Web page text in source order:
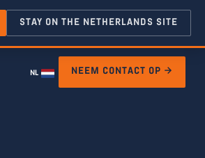
STAY ON THE NETHERLANDS SITE
NL NEEM CONTACT OP →